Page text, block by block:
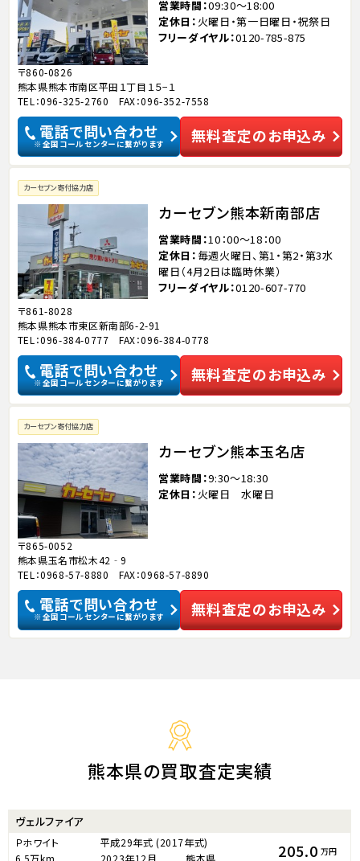
営業時間 09:30～18:00
定休日
火曜日・第一日曜日・祝祭日
フリーダイヤル 0120-785-875
〒860-0826
熊本県熊本市南区平田１丁目１５−１
TEL：096-325-2760 FAX：096-352-7558
電話で問い合わせ
※全国コールセンターに繋がります 無料査定のお申込み
カーセブン寄付協力店
カーセブン熊本新南部店
営業時間 10：00～18：00
定休日
毎週火曜日、第1・第2・第3水
曜日（4月2日は臨時休業）
フリーダイヤル 0120-607-770
〒861-8028
熊本県熊本市東区新南部6-2-91
TEL：096-384-0777 FAX：096-384-0778
電話で問い合わせ
※全国コールセンターに繋がります 無料査定のお申込み
カーセブン寄付協力店
カーセブン熊本玉名店
営業時間 9:30～18:30
定休日
火曜日 水曜日
〒865-0052
熊本県玉名市松木42‐9
TEL：0968-57-8880 FAX：0968-57-8890
電話で問い合わせ
※全国コールセンターに繋がります 無料査定のお申込み
熊本県の買取査定実績
ヴェルファイア
Ｐホワイト 平成29年式 (2017年式)
205.0 万円